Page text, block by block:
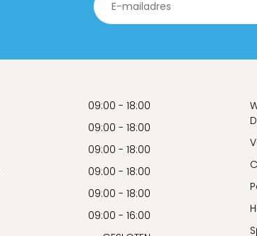
09:00 - 18:00
09:00 - 18:00
09:00 - 18:00
09:00 - 18:00
09:00 - 18:00
09:00 - 16:00